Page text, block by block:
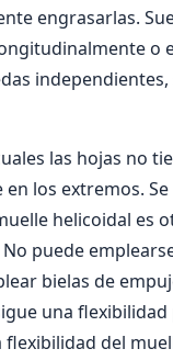
engrasarlas.
o
las hojas no
los extremos.
helicoidal es
puede
bielas de
una
del